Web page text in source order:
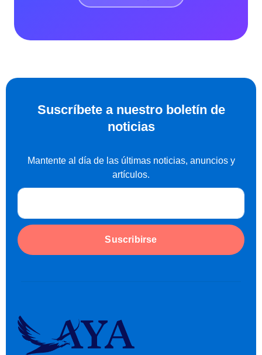
Suscríbete a nuestro boletín de
noticias
Mantente al día de las últimas noticias, anuncios y
artículos.
Suscribirse